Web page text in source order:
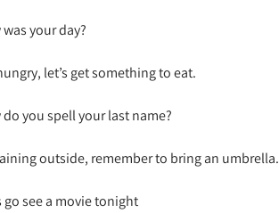
your day?
let’s get something to eat.
do you spell your last name?
outside, remember to bring an umbrella.
go see a movie tonight